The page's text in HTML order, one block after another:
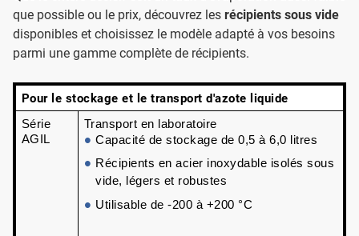
que possible ou le prix, découvrez les récipients sous vide
disponibles et choisissez le modèle adapté à vos besoins
parmi une gamme complète de récipients.
Pour le stockage et le transport d'azote liquide
Série
AGIL
Transport en laboratoire
Capacité de stockage de 0,5 à 6,0 litres
Récipients en acier inoxydable isolés sous
vide, légers et robustes
Utilisable de -200 à +200 °C